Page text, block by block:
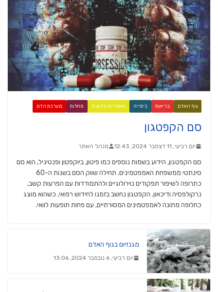
גוף האדם בריאות כימייה מאמרים חדשים מחלות מערכת הדם
סם הקפטגון
יום רביעי, 11 דצמבר 2024, 12:43 מנהל האתר
סם הקפטגון, הידוע בשמות נוספים כמו פיטון, ביוקפטון ופנטיניל, הוא סם
סינתטי ממשפחת האמפטמינים. תחילה שווק הסם בשנות ה-60
כתרופה לשיפור תפקודים נוירולוגיים ולהתמודדות עם הפרעות קשב,
נרקולפסיה ודיכאון. הקפטגון נחשב בזמנו לחידוש רפואי, כשהוא מוצג
כחלופה מתונה לאמפטמינים המסורתיים, עם פחות תופעות לוואי.
מגנזיום בגוף האדם
יום רביעי, 6 נובמבר 2024, 13:06